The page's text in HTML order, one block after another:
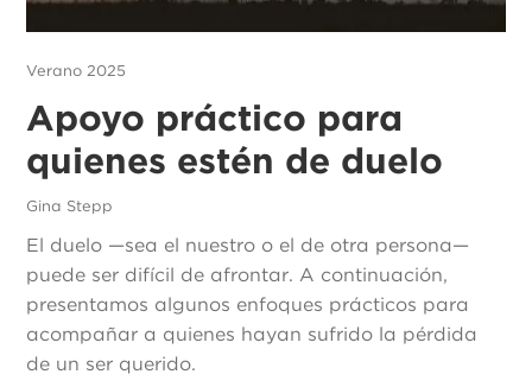
Verano 2025
Apoyo práctico para
quienes estén de duelo
Gina Stepp
El duelo —sea el nuestro o el de otra persona—
puede ser difícil de afrontar. A continuación,
presentamos algunos enfoques prácticos para
acompañar a quienes hayan sufrido la pérdida
de un ser querido.